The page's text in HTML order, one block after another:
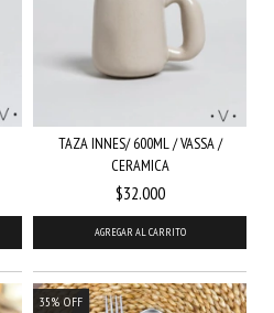
TAZA INNES/ 600ML / VASSA /
CERAMICA
$32.000
35% OFF